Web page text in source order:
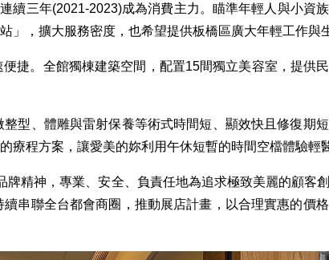
續三年(2021-2023)成為消費主力。 瞄準年輕人與小資
，擴大服務密度，也希望提供板橋區廣大年輕工作與
。全館獨棟建築空間，配置15間獨立美容室，提供
型、體雕與雷射保養等術式時間短、顯效快且修復期
程方案，讓愛美的妳利用午休短暫的時間空檔體驗輕
精神，專業、安全、負責任地為追求極致美麗的顧客
串聯全台都會商圈，推動展店計畫，以合理實惠的價